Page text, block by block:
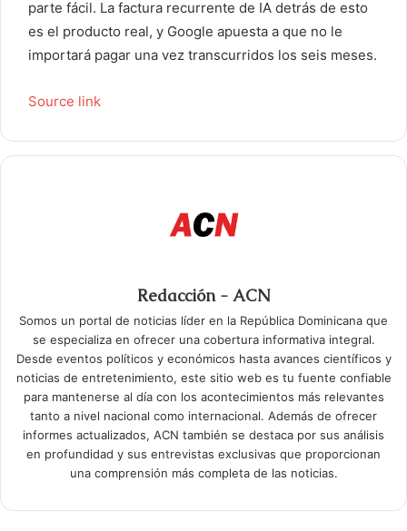
parte fácil. La factura recurrente de IA detrás de esto
es el producto real, y Google apuesta a que no le
importará pagar una vez transcurridos los seis meses.
Source link
Redacción - ACN
Somos un portal de noticias líder en la República Dominicana que
se especializa en ofrecer una cobertura informativa integral.
Desde eventos políticos y económicos hasta avances científicos y
noticias de entretenimiento, este sitio web es tu fuente confiable
para mantenerse al día con los acontecimientos más relevantes
tanto a nivel nacional como internacional. Además de ofrecer
informes actualizados, ACN también se destaca por sus análisis
en profundidad y sus entrevistas exclusivas que proporcionan
una comprensión más completa de las noticias.